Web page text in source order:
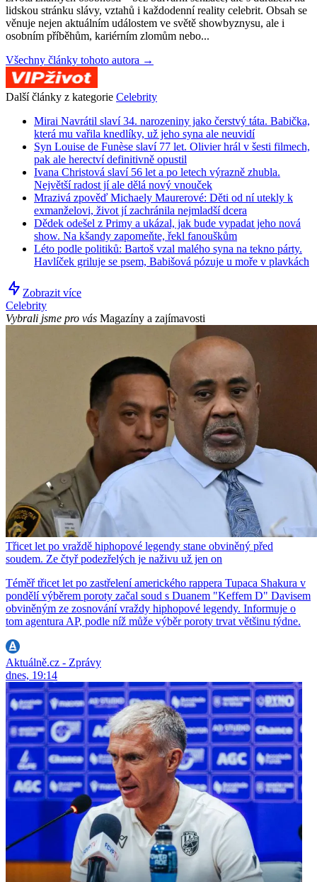
lidskou stránku slávy, vztahů i každodenní reality celebrit. Obsah se
věnuje nejen aktuálním událostem ve světě showbyznysu, ale i
osobním příběhům, kariérním zlomům nebo...
Všechny články tohoto autora →
Další články z kategorie Celebrity
Mirai Navrátil slaví 34. narozeniny jako čerstvý táta. Babička,
která mu vařila knedlíky, už jeho syna ale neuvidí
Syn Louise de Funèse slaví 77 let. Olivier hrál v šesti filmech,
pak ale herectví definitivně opustil
Ivana Christová slaví 56 let a po letech výrazně zhubla.
Největší radost jí ale dělá nový vnouček
Mrazivá zpověď Michaely Maurerové: Děti od ní utekly k
exmanželovi, život jí zachránila nejmladší dcera
Dědek odešel z Primy a ukázal, jak bude vypadat jeho nová
show. Na kšandy zapomeňte, řekl fanouškům
Léto podle politiků: Bartoš vzal malého syna na tekno párty.
Havlíček griluje se psem, Babišová pózuje u moře v plavkách
Zobrazit více
Celebrity
Vybrali jsme pro vás Magazíny a zajímavosti
Třicet let po vraždě hiphopové legendy stane obviněný před
soudem. Ze čtyř podezřelých je naživu už jen on
Téměř třicet let po zastřelení amerického rappera Tupaca Shakura v
pondělí výběrem poroty začal soud s Duanem "Keffem D" Davisem
obviněným ze zosnování vraždy hiphopové legendy. Informuje o
tom agentura AP, podle níž může výběr poroty trvat většinu týdne.
Aktuálně.cz - Zprávy
dnes, 19:14